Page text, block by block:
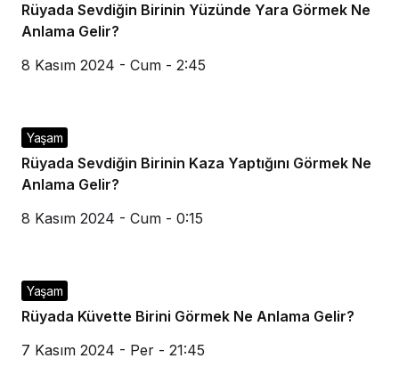
Rüyada Sevdiğin Birinin Yüzünde Yara Görmek Ne
Anlama Gelir?
8 Kasım 2024 - Cum - 2:45
Yaşam
Rüyada Sevdiğin Birinin Kaza Yaptığını Görmek Ne
Anlama Gelir?
8 Kasım 2024 - Cum - 0:15
Yaşam
Rüyada Küvette Birini Görmek Ne Anlama Gelir?
7 Kasım 2024 - Per - 21:45